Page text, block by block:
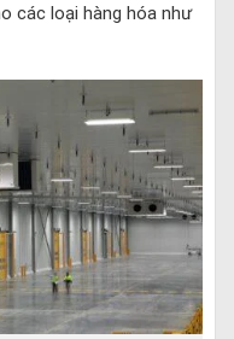
các loại hàng hóa như